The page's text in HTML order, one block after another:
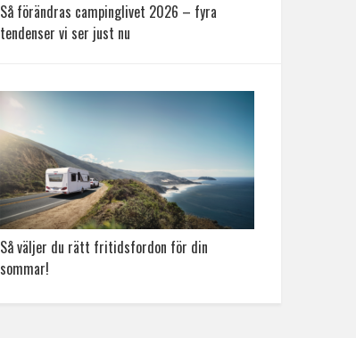
Så förändras campinglivet 2026 – fyra
tendenser vi ser just nu
Så väljer du rätt fritidsfordon för din
sommar!